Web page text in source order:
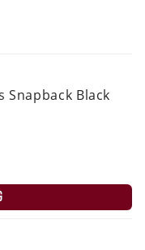
Snapback Black